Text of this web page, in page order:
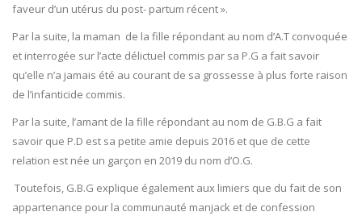
faveur d’un utérus du post- partum récent ».
Par la suite, la maman de la fille répondant au nom d’A.T convoquée
et interrogée sur l’acte délictuel commis par sa P.G a fait savoir
qu’elle n’a jamais été au courant de sa grossesse à plus forte raison
de l’infanticide commis.
Par la suite, l’amant de la fille répondant au nom de G.B.G a fait
savoir que P.D est sa petite amie depuis 2016 et que de cette
relation est née un garçon en 2019 du nom d’O.G.
Toutefois, G.B.G explique également aux limiers que du fait de son
appartenance pour la communauté manjack et de confession